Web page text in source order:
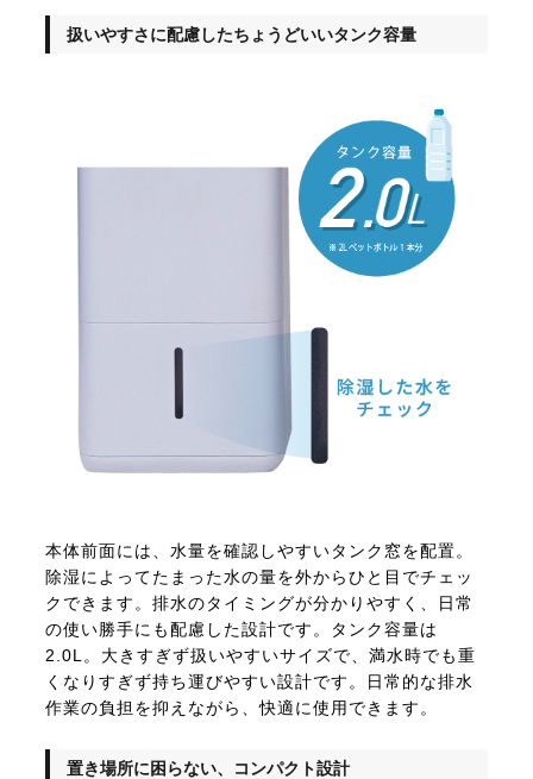
扱いやすさに配慮したちょうどいいタンク容量
本体前面には、水量を確認しやすいタンク窓を配置。
除湿によってたまった水の量を外からひと目でチェッ
クできます。排水のタイミングが分かりやすく、日常
の使い勝手にも配慮した設計です。タンク容量は
2.0L。大きすぎず扱いやすいサイズで、満水時でも重
くなりすぎず持ち運びやすい設計です。日常的な排水
作業の負担を抑えながら、快適に使用できます。
置き場所に困らない、コンパクト設計